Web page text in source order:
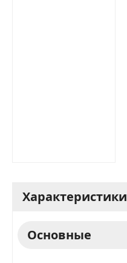
Характеристики
Основные